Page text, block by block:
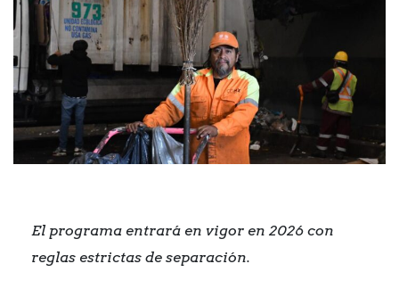
El programa entrará en vigor en 2026 con
reglas estrictas de separación.